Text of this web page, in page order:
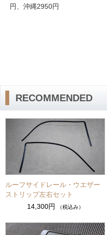
円、沖縄2950円
RECOMMENDED
ルーフサイドレール・ウエザー
ストリップ左右セット
14,300円
（税込み）